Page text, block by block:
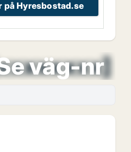
på Hyresbostad.se
väg-nr